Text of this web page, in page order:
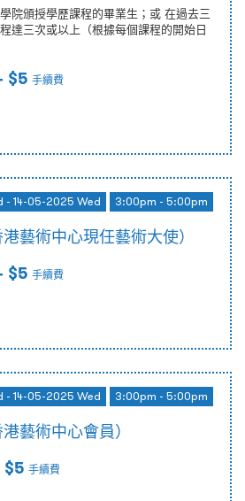
院頒授學歷課程的畢業生；或 在過去三
達三次或以上（根據每個課程的開始日
$5 手續費
- 14-05-2025 Wed 3:00pm - 5:00pm
藝術中心現任藝術大使）
$5 手續費
- 14-05-2025 Wed 3:00pm - 5:00pm
藝術中心會員）
$5 手續費